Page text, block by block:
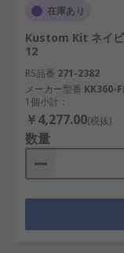
在庫あり
Kustom Kit ネイビ
12
RS品番 271-2382
メーカー型番 KK360-
1個小計：
￥4,277.00(税抜)
数量